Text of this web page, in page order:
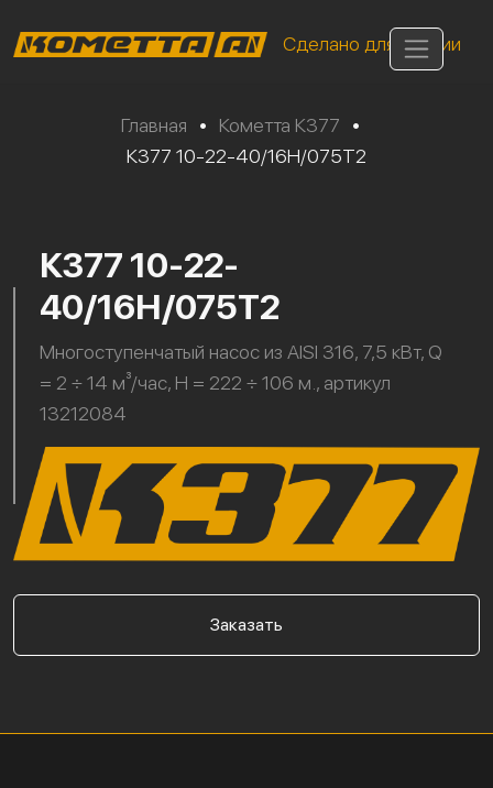
Сделано для России
Главная • Кометта К377
•
К377 10-22-40/16Н/075Т2
К377 10-22-
40/16Н/075Т2
Многоступенчатый насос из AISI 316, 7,5 кВт, Q
= 2 ÷ 14 м³/час, H = 222 ÷ 106 м., артикул
13212084
Заказать